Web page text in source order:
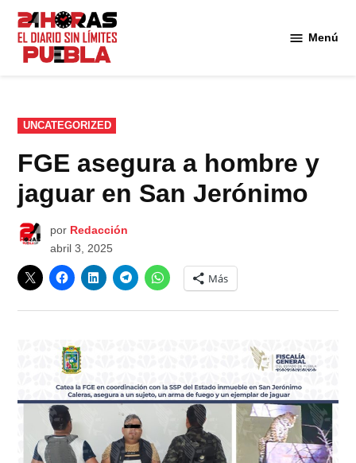
Saltar
contenido
Menú
PUBLICADO
EN
UNCATEGORIZED
FGE asegura a hombre y
jaguar en San Jerónimo
por Redacción
abril 3, 2025
Más